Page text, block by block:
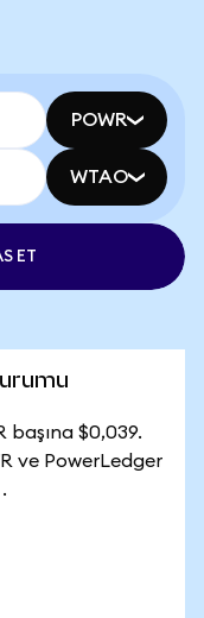
POWR
WTAO
ET
başına $0,039.
ve PowerLedger